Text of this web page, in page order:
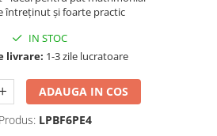
întreținut și foarte practic
IN STOC
livrare: 1-3 zile lucratoare
ADAUGA IN COS
LPBF6PE4